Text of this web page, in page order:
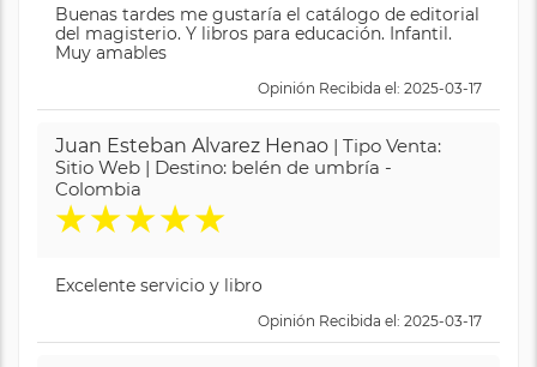
Buenas tardes me gustaría el catálogo de editorial
del magisterio. Y libros para educación. Infantil.
Muy amables
Opinión Recibida el: 2025-03-17
Juan Esteban Alvarez Henao | Tipo Venta:
Sitio Web | Destino: belén de umbría -
Colombia
★★★★★
Excelente servicio y libro
Opinión Recibida el: 2025-03-17